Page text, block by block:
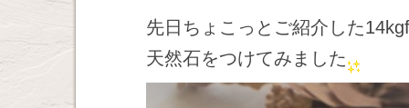
先日ちょこっとご紹介した
天然石をつけてみました